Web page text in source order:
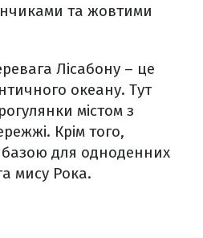
та жовтими
Лісабону – це
океану. Тут
містом з
Крім того,
для одноденних
мису Рока.